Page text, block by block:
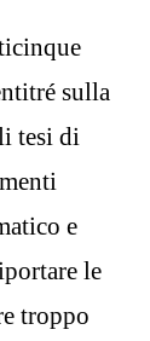
sulla
tesi di
e
le
troppo